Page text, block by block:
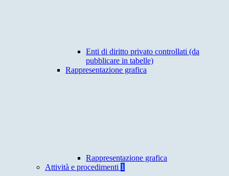
Enti di diritto privato controllati (da
pubblicare in tabelle)
Rappresentazione grafica
Rappresentazione grafica
Attività e procedimenti 1